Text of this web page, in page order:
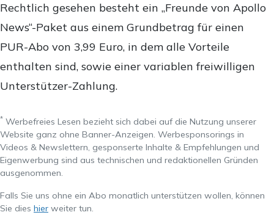
Rechtlich gesehen besteht ein „Freunde von Apollo
News“-Paket aus einem Grundbetrag für einen
PUR-Abo von 3,99 Euro, in dem alle Vorteile
enthalten sind, sowie einer variablen freiwilligen
Unterstützer-Zahlung.
* Werbefreies Lesen bezieht sich dabei auf die Nutzung unserer
Website ganz ohne Banner-Anzeigen. Werbesponsorings in
Videos & Newslettern, gesponserte Inhalte & Empfehlungen und
Eigenwerbung sind aus technischen und redaktionellen Gründen
ausgenommen.
Falls Sie uns ohne ein Abo monatlich unterstützen wollen, können
Sie dies hier weiter tun.